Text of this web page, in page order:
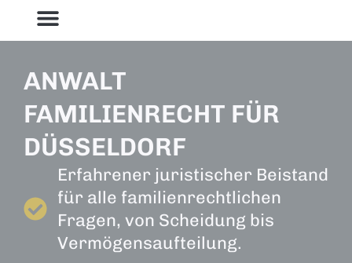
ANWALT
FAMILIENRECHT FÜR
DÜSSELDORF
Erfahrener juristischer Beistand
für alle familienrechtlichen
Fragen, von Scheidung bis
Vermögensaufteilung.